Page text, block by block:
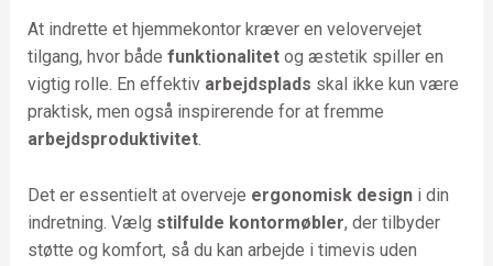
At indrette et hjemmekontor kræver en velovervejet
tilgang, hvor både funktionalitetog æstetik spiller en
vigtig rolle. En effektiv arbejdsplads skal ikke kun være
praktisk, men også inspirerende for at fremme
arbejdsproduktivitet.
Det er essentielt at overveje ergonomisk designi din
indretning. Vælg stilfulde kontormøbler, der tilbyder
støtte og komfort, så du kan arbejde i timevis uden